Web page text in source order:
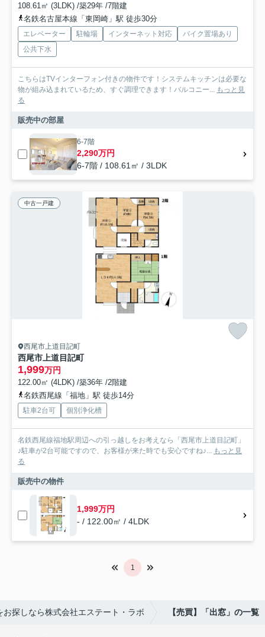
108.61㎡ (3LDK) /築29年 /7階建
名鉄名古屋本線「東岡崎」駅 徒歩30分
エレベーター 駐輪場 インターネット対応
バイク置場あり
公共下水
こちらはTVインターフォン付きの物件です！システムキッチンは必要な
物が組み込まれているため、すぐ調理できます！バルコニー... もっと見
る
販売中の部屋
6-7階
2,290万円
6-7階 / 108.61㎡ / 3LDK
中古一戸建
西尾市上道目記町
西尾市上道目記町
1,999万円
122.00㎡ (4LDK) /築36年 /2階建
名鉄西尾線「福地」駅 徒歩14分
駐車2台可 個別浄化槽
名鉄西尾線福地駅周辺への引っ越しをお考えなら「西尾市上道目記町」
♪駐車が2台可能ですので、お客様が来た時でも安心ですね♪... もっと見
る
販売中の物件
1,999万円
- / 122.00㎡ / 4LDK
1
お探しなら株式会社エステート・ラボ 【売買】「出窓」の一覧